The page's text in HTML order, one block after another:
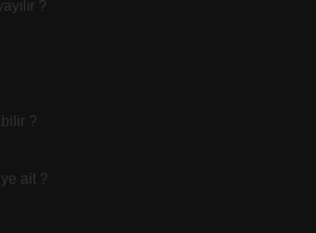
?
?
ait ?